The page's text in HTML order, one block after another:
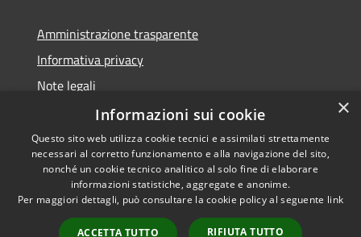
Amministrazione trasparente
Informativa privacy
Note legali
Dichiarazione di accessibilità
RSS
Accessibilità
Copyright © 2026 • Comune di
Signa • Powered by
Municipium• Accesso
×
Informazioni sui cookie
Questo sito web utilizza cookie tecnici e assimilati strettamente
necessari al corretto funzionamento e alla navigazione del sito,
nonché un cookie tecnico analitico al solo fine di elaborare
informazioni statistiche, aggregate e anonime.
Per maggiori dettagli, può consultare la cookie policy al seguente link
ACCETTA TUTTO RIFIUTA TUTTO